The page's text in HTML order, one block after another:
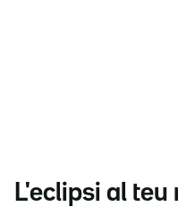
L'eclipsi al teu